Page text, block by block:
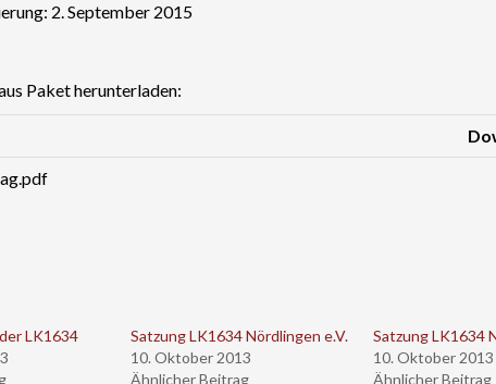
2. September 2015
Paket herunterladen:
LK1634
Satzung LK1634 Nördlingen e.V.
10. Oktober 2013
Ähnlicher Beitrag
Satzung LK1634
10. Oktober 2013
Ähnlicher Beitrag